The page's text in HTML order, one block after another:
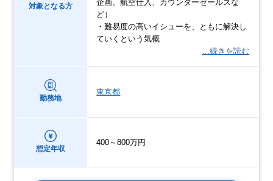
対象となる方
企画、航空仕入、カウンターセールスな
ど）
・難易度の高いイシューを、ともに解決し
ていくという気概
…続きを読む
勤務地
東京都
想定年収
400～800万円